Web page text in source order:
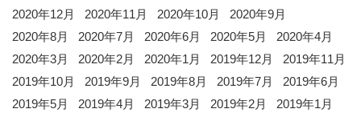
2020年12月
2020年11月 2020年10月
2020年9月
2020年8月
2020年7月 2020年6月 2020年5月
2020年4月
2020年3月
2020年2月 2020年1月 2019年12月
2019年11月
2019年10月
2019年9月 2019年8月 2019年7月
2019年6月
2019年5月
2019年4月 2019年3月 2019年2月
2019年1月